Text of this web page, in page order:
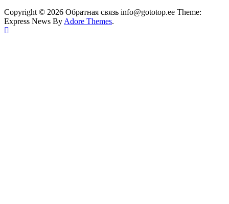
Copyright © 2026 Обратная связь info@gototop.ee Theme:
Express News By Adore Themes.